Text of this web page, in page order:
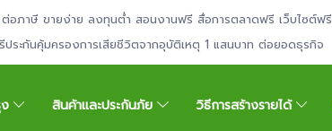
ต่อภาษี ขายง่าย ลงทุนต่ำ สอนงานฟรี สื่อการตลาดฟรี เว็บไซต์ฟรี
ระกันคุ้มครองการเสียชีวิตจากอุบัติเหตุ 1 แสนบาท ต่อยอดธุรกิจ
สินค้าและประกันภัย วิธีการสร้างรายได้